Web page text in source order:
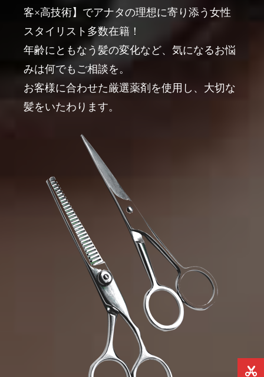
客×高技術】でアナタの理想に寄り添う女性
スタイリスト多数在籍！
年齢にともなう髪の変化など、気になるお悩
みは何でもご相談を。
お客様に合わせた厳選薬剤を使用し、大切な
髪をいたわります。